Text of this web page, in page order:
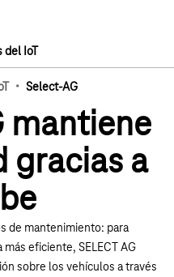
IoT
· Select-AG
mantiene
gracias a
de mantenimiento: para
eficiente, SELECT AG
sobre los vehículos a través